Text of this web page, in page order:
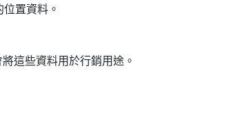
置資料。
這些資料用於行銷用途。